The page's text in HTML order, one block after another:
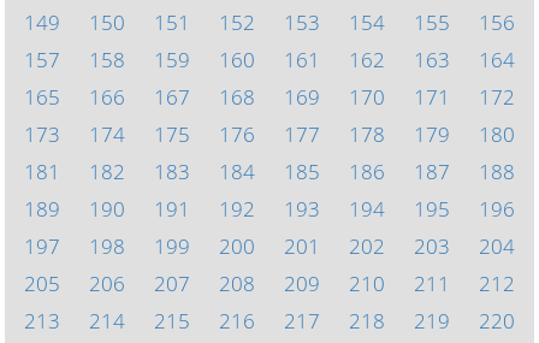
149
150 151 152 153 154 155
156
157
158 159 160 161 162 163
164
165
166 167 168 169 170 171
172
173
174 175 176 177 178 179
180
181
182 183 184 185 186 187
188
189
190 191 192 193 194 195
196
197
198 199 200 201 202 203
204
205
206 207 208 209 210 211
212
213
214 215 216 217 218 219
220